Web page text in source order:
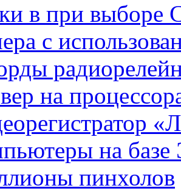
в при выборе
с
на
на базе
пинхолов